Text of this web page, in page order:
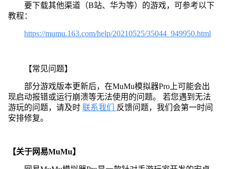
要下载其他渠道（B站、华为等）的游戏，可参考以下
教程：
https://mumu.163.com/help/20210525/35044_949950.html
【常见问题】
部分游戏版本更新后，在MuMu模拟器Pro上可能会出
现启动报错或运行崩溃等无法使用的问题。 若您遇到无法
游玩的问题，请及时 联系我们
反馈问题，我们会第一时间
安排修复。
【关于网易MuMu】